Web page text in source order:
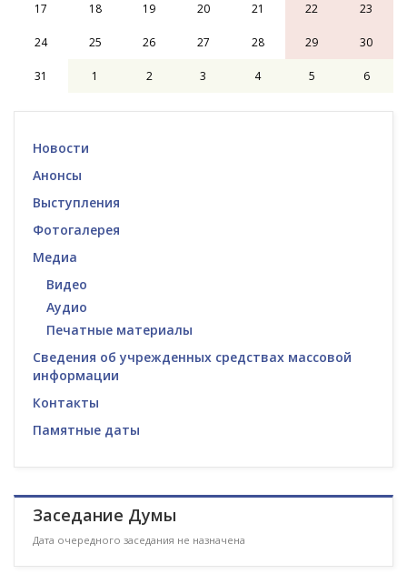
17 18 19 20 21 22 23
24 25 26 27 28 29 30
31 1 2 3 4 5 6
Новости
Анонсы
Выступления
Фотогалерея
Медиа
Видео
Аудио
Печатные материалы
Сведения об учрежденных средствах массовой
информации
Контакты
Памятные даты
Заседание Думы
Дата очередного заседания не назначена